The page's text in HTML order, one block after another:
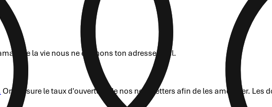
de la vie nous ne donnons ton adresse mail.
On mesure le taux d'ouverture de nos newsletters afin de les améliorer.